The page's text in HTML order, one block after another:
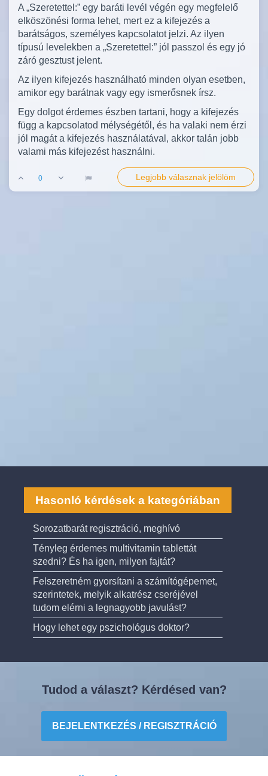
A „Szeretettel:” egy baráti levél végén egy megfelelő
elköszönési forma lehet, mert ez a kifejezés a
barátságos, személyes kapcsolatot jelzi. Az ilyen
típusú levelekben a „Szeretettel:” jól passzol és egy jó
záró gesztust jelent.
Az ilyen kifejezés használható minden olyan esetben,
amikor egy barátnak vagy egy ismerősnek írsz.
Egy dolgot érdemes észben tartani, hogy a kifejezés
függ a kapcsolatod mélységétől, és ha valaki nem érzi
jól magát a kifejezés használatával, akkor talán jobb
valami más kifejezést használni.
0 Legjobb válasznak jelölöm
Hasonló kérdések a kategóriában
Sorozatbarát regisztráció, meghívó
Tényleg érdemes multivitamin tablettát
szedni? És ha igen, milyen fajtát?
Felszeretném gyorsítani a számítógépemet,
szerintetek, melyik alkatrész cseréjével
tudom elérni a legnagyobb javulást?
Hogy lehet egy pszichológus doktor?
Tudod a választ? Kérdésed van?
BEJELENTKEZÉS / REGISZTRÁCIÓ